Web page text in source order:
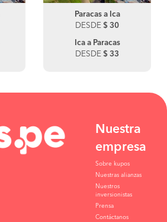
Paracas a Ica
DESDE $ 30
Ica a Paracas
DESDE $ 33
Nuestra
empresa
Sobre kupos
Nuestras alianzas
Nuestros
inversionistas
Prensa
Contáctanos